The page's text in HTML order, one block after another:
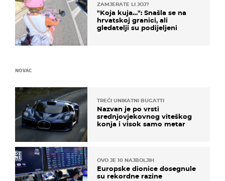
ZAMJERATE LI JOJ?
"Koja kuja…": Snašla se na
hrvatskoj granici, ali
gledatelji su podijeljeni
NOVAC
TREĆI UNIKATNI BUGATTI
Nazvan je po vrsti
srednjovjekovnog viteškog
konja i visok samo metar
OVO JE 10 NAJBOLJIH
Europske dionice dosegnule
su rekordne razine